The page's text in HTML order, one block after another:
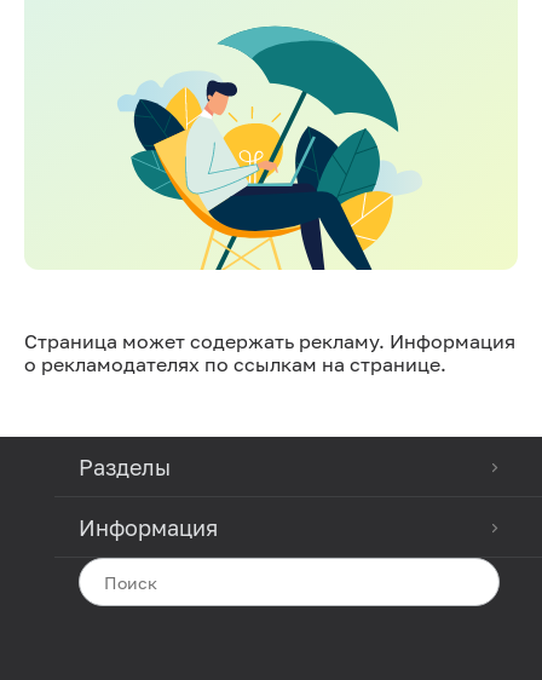
Страница может содержать рекламу. Информация
о рекламодателях по ссылкам на странице.
Разделы
Информация